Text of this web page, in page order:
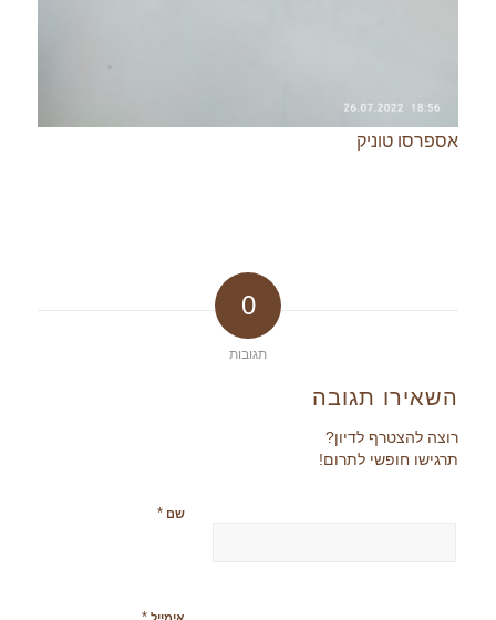
אספרסו טוניק
0
תגובות
השאירו תגובה
רוצה להצטרף לדיון?
תרגישו חופשי לתרום!
שם *